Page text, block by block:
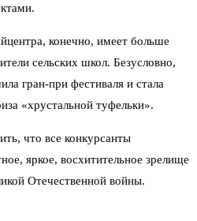
конечно, имеет больше
сельских школ. Безусловно,
гран-при фестиваля и стала
«хрустальной туфельки».
что все конкурсанты
яркое, восхитительное зрелище
Отечественной войны.